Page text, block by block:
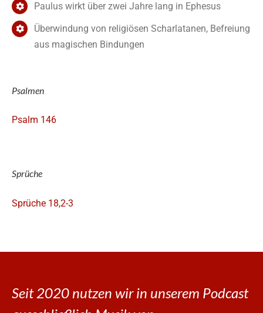
Paulus wirkt über zwei Jahre lang in Ephesus
Überwindung von religiösen Scharlatanen, Befreiung
aus magischen Bindungen
Psalmen
Psalm 146
Sprüche
Sprüche 18,2-3
Seit 2020 nutzen wir in unserem Podcast